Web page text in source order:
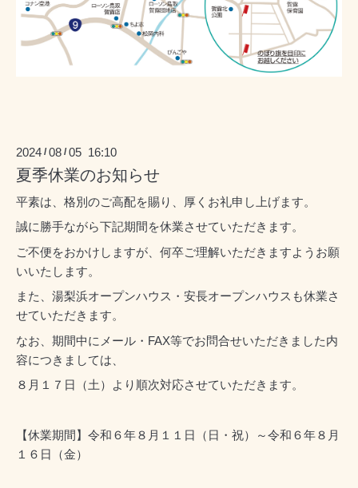
2024 /08 /05 16:10
夏季休業のお知らせ
平素は、格別のご高配を賜り、厚くお礼申し上げます。
誠に勝手ながら下記期間を休業させていただきます。
ご不便をおかけしますが、何卒ご理解いただきますようお願
いいたします。
また、湯梨浜オープンハウス・安長オープンハウスも休業さ
せていただきます。
なお、期間中にメール・FAX等でお問合せいただきました内
容につきましては、
８月１７日（土）より順次対応させていただきます。
【休業期間】令和６年８月１１日（日・祝）～令和６年８月
１６日（金）